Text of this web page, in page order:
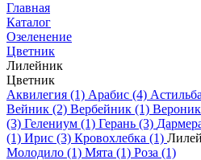
Главная
Каталог
Озеленение
Цветник
Лилейник
Цветник
Аквилегия (1) Арабис (4)
Вейник (2) Вербейник (1)
(3) Гелениум (1) Герань (3)
(1) Ирис (3) Кровохлебка (1)
Молодило (1) Мята (1) Роза (1)